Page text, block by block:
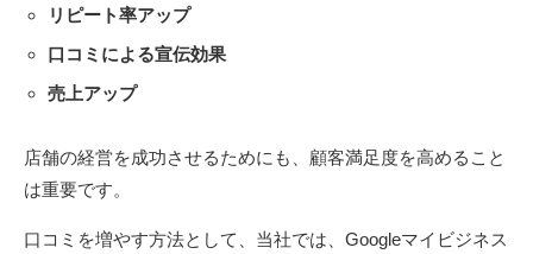
リピート率アップ
口コミによる宣伝効果
売上アップ
店舗の経営を成功させるためにも、顧客満足度を高めること
は重要です。
口コミを増やす方法として、当社では、Googleマイビジネス